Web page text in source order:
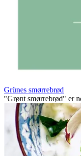
Grünes smørrebrød
"Grønt smørrebrød" er